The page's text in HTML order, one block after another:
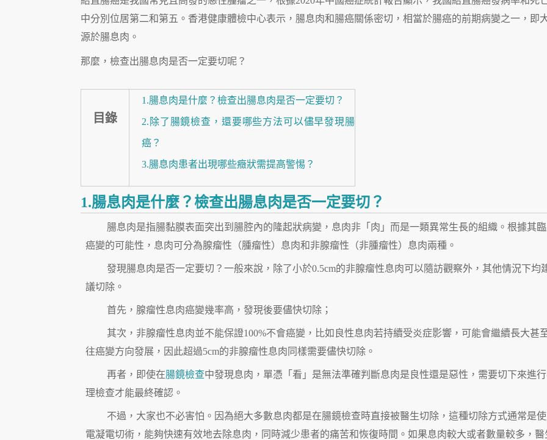
中分別位居第二和第五。香港健康體檢中心表示，腸息肉和腸癌關係密切，相當於腸癌的前期病變之一，即
源於腸息肉。
那麼，檢查出腸息肉是否一定要切呢？
目錄
1.腸息肉是什麼？檢查出腸息肉是否一定要切？
2.除了腸鏡檢查，還要哪些方法可以儘早發現腸
癌？
3.腸息肉患者出現哪些癥狀需提高警惕？
1.腸息肉是什麼？檢查出腸息肉是否一定要切？
腸息肉是指腸黏膜表面突出到腸腔內的隆起狀病變，息肉非「肉」而是一類異常生長的組織。根據其
癌變的可能性，息肉可分為腺瘤性（腫瘤性）息肉和非腺瘤性（非腫瘤性）息肉兩種。
發現腸息肉是否一定要切？一般來說，除了小於0.5cm的非腺瘤性息肉可以隨訪觀察外，其他情況下均
議切除。
首先，腺瘤性息肉癌變幾率高，發現後要儘快切除；
其次，非腺瘤性息肉並不能保證100%不會癌變，比如良性息肉若持續受炎症影響，可能會繼續長大甚
往癌變方向發展，因此超過5cm的非腺瘤性息肉同樣需要儘快切除。
再者，即使在腸鏡檢查中發現息肉，單憑「看」是無法準確判斷息肉是良性還是惡性，需要切下來進
理檢查才能最終確認。
不過，大家也不必害怕。因為絕大多數息肉都是在腸鏡檢查時直接被醫生切除，這種切除方式通常是
電凝電切術，能夠快速有效地去除息肉，同時減少患者的痛苦和恢復時間。如果息肉較大或者數量較多，醫